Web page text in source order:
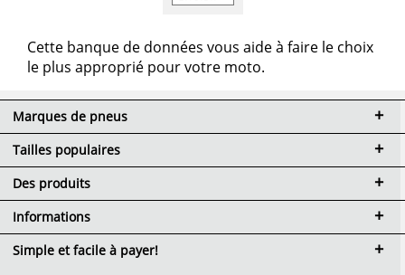
Cette banque de données vous aide à faire le choix
le plus approprié pour votre moto.
Marques de pneus
Tailles populaires
Des produits
Informations
Simple et facile à payer!